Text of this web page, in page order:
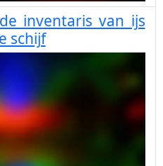
inventaris van ijs
schijf